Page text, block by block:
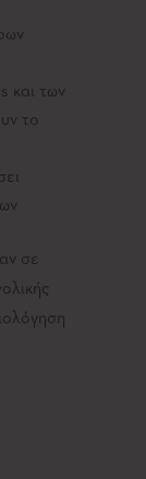
και των
το
σε